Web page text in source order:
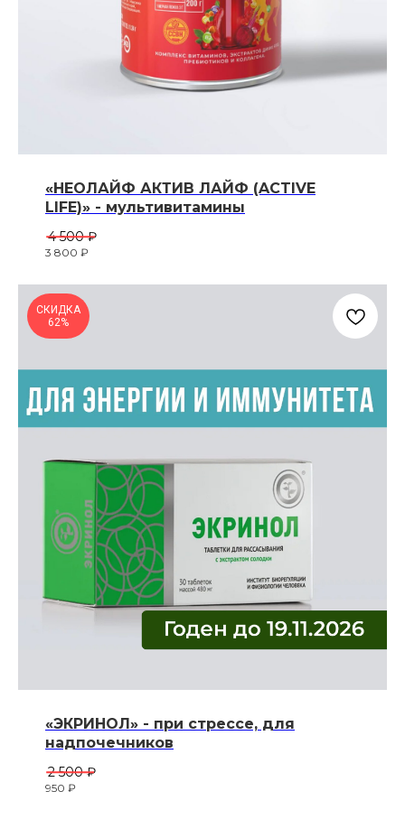
«НЕОЛАЙФ АКТИВ ЛАЙФ (ACTIVE
LIFE)» - мультивитамины
3 800 ₽
4 500 ₽
СКИДКА
62%
«ЭКРИНОЛ» - при стрессе, для
надпочечников
950 ₽
2 500 ₽